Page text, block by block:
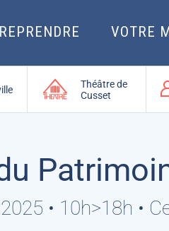
VOTRE
Théâtre de
Cusset
• 10h>18h •